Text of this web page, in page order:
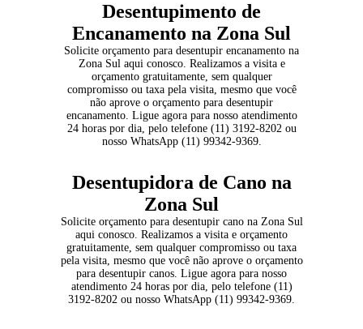
Desentupimento de
Encanamento na Zona Sul
Solicite orçamento para desentupir encanamento na
Zona Sul aqui conosco. Realizamos a visita e
orçamento gratuitamente, sem qualquer
compromisso ou taxa pela visita, mesmo que você
não aprove o orçamento para desentupir
encanamento. Ligue agora para nosso atendimento
24 horas por dia, pelo telefone (11) 3192-8202 ou
nosso WhatsApp (11) 99342-9369.
Desentupidora de Cano na
Zona Sul
Solicite orçamento para desentupir canona Zona Sul
aqui conosco. Realizamos a visita e orçamento
gratuitamente, sem qualquer compromisso ou taxa
pela visita, mesmo que você não aprove o orçamento
para desentupir canos. Ligue agora para nosso
atendimento 24 horas por dia, pelo telefone (11)
3192-8202 ou nosso WhatsApp (11) 99342-9369.